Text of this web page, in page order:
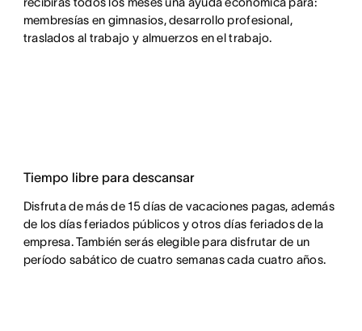
membresías en gimnasios, desarrollo profesional,
traslados al trabajo y almuerzos en el trabajo.
Tiempo libre para descansar
Disfruta de más de 15 días de vacaciones pagas, además
de los días feriados públicos y otros días feriados de la
empresa. También serás elegible para disfrutar de un
período sabático de cuatro semanas cada cuatro años.